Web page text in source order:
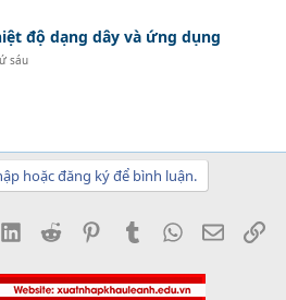
độ dạng dây và ứng dụng
sáu
hoặc đăng ký để bình luận.
LinkedInReddit PinterestTumblrWhatsApp
Email